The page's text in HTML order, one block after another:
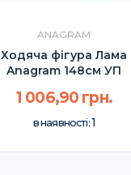
ANAGRAM
Ходяча фігура Лама
Anagram 148см УП
1 006,90 грн.
в наявності:1